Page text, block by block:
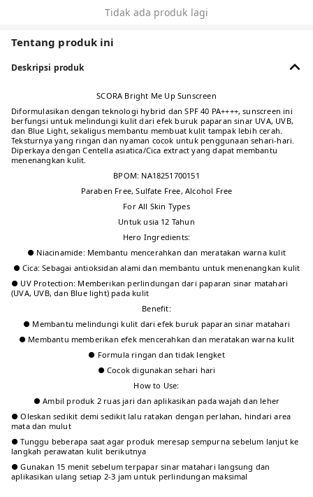
Tidak ada produk lagi
Tentang produk ini
Deskripsi produk
SCORA Bright Me Up Sunscreen
Diformulasikan dengan teknologi hybrid dan SPF 40 PA++++, sunscreen ini
berfungsi untuk melindungi kulit dari efek buruk paparan sinar UVA, UVB,
dan Blue Light, sekaligus membantu membuat kulit tampak lebih cerah.
Teksturnya yang ringan dan nyaman cocok untuk penggunaan sehari-hari.
Diperkaya dengan Centella asiatica/Cica extract yang dapat membantu
menenangkan kulit.
BPOM: NA18251700151
Paraben Free, Sulfate Free, Alcohol Free
For All Skin Types
Untuk usia 12 Tahun
Hero Ingredients:
● Niacinamide: Membantu mencerahkan dan meratakan warna kulit
● Cica: Sebagai antioksidan alami dan membantu untuk menenangkan kulit
● UV Protection: Memberikan perlindungan dari paparan sinar matahari
(UVA, UVB, dan Blue light) pada kulit
Benefit:
● Membantu melindungi kulit dari efek buruk paparan sinar matahari
● Membantu memberikan efek mencerahkan dan meratakan warna kulit
● Formula ringan dan tidak lengket
● Cocok digunakan sehari hari
How to Use:
● Ambil produk 2 ruas jari dan aplikasikan pada wajah dan leher
● Oleskan sedikit demi sedikit lalu ratakan dengan perlahan, hindari area
mata dan mulut
● Tunggu beberapa saat agar produk meresap sempurna sebelum lanjut ke
langkah perawatan kulit berikutnya
● Gunakan 15 menit sebelum terpapar sinar matahari langsung dan
aplikasikan ulang setiap 2-3 jam untuk perlindungan maksimal